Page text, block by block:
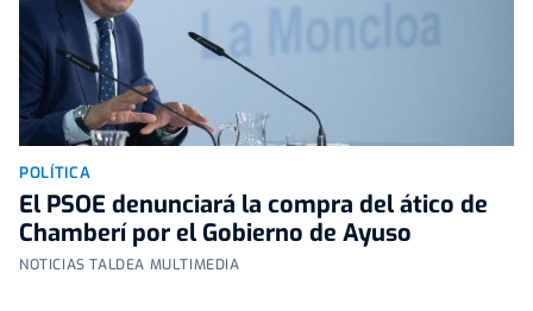
POLÍTICA
El PSOE denunciará la compra del ático de
Chamberí por el Gobierno de Ayuso
NOTICIAS TALDEA MULTIMEDIA